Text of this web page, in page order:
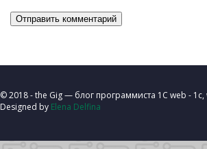
© 2018 - the Gig — блог программиста 1C web -
Designed by Elena Delfina